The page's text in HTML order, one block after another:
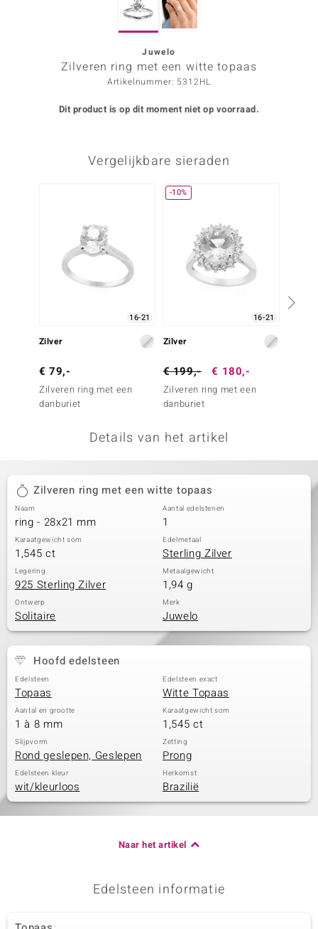
Designs
Juwelo
Zilveren ring met een witte topaas
Artikelnummer: 5312HL
Dit product is op dit moment niet op voorraad.
Vergelijkbare sieraden
16-21
Zilver
€ 79,-
Zilveren ring met een
danburiet
-10%
16-21
Zilver
€ 199,- € 180,-
Zilveren ring met een
danburiet
Details van het artikel
Zilveren ring met een witte topaas
Naam
ring - 28x21 mm
Aantal edelstenen
1
Karaatgewicht som
1,545 ct
Edelmetaal
Sterling Zilver
Legering
925 Sterling Zilver
Metaalgewicht
1,94 g
Ontwerp
Solitaire
Merk
Juwelo
Hoofd edelsteen
Edelsteen
Topaas
Edelsteen exact
Witte Topaas
Aantal en grootte
1 à 8 mm
Karaatgewicht som
1,545 ct
Slijpvorm
Rond geslepen, Geslepen
Zetting
Prong
Edelsteen kleur
wit/kleurloos
Herkomst
Brazilië
Naar het artikel
Edelsteen informatie